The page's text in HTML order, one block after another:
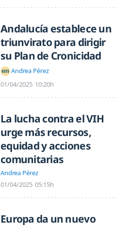
Andalucía establece un
triunvirato para dirigir
su Plan de Cronicidad
Andrea Pérez
01/04/2025 10:20h
La lucha contra el VIH
urge más recursos,
equidad y acciones
comunitarias
Andrea Pérez
01/04/2025 05:15h
Europa da un nuevo